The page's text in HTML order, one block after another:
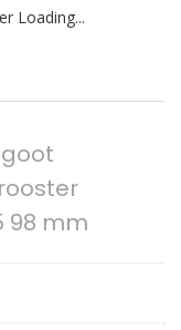
Loading...
98 mm